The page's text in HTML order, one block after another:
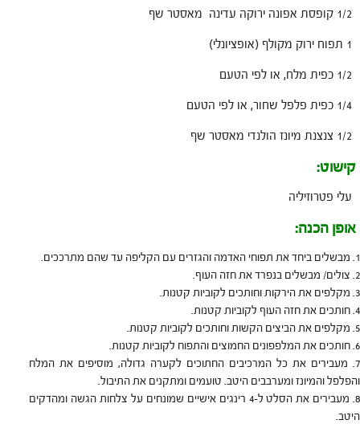
1/2 קופסת אפונה ירוקה עדינה מאסטר שף
1 תפוח ירוק מקולף (אופציונלי)
1/2 כפית מלח, או לפי הטעם
1/4 כפית פלפל שחור, או לפי הטעם
1/2 צנצנת מיונז הולנדי מאסטר שף
קישוט:
עלי פטרוזיליה
אופן הכנה:
מבשלים ביחד את תפוחי האדמה והגזרים עם הקליפה עד שהם מתרככים.
צולים/ מבשלים בנפרד את חזה העוף.
מקלפים את הירקות וחותכים לקוביות קטנות.
חותכים את חזה העוף לקוביות קטנות.
מקלפים את הביצים הקשות וחותכים לקוביות קטנות.
חותכים את המלפפונים החמוצים והתפוח לקוביות קטנות.
מעבירים את כל המרכיבים החתוכים לקערה גדולה, מוסיפים את המלח
והפלפל והמיונז ומערבבים היטב. טועמים ומתקנים את התיבול.
מעבירים את הסלט ל-4 רינגים אישיים שמונחים על צלחות הגשה ומהדקים
היטב.